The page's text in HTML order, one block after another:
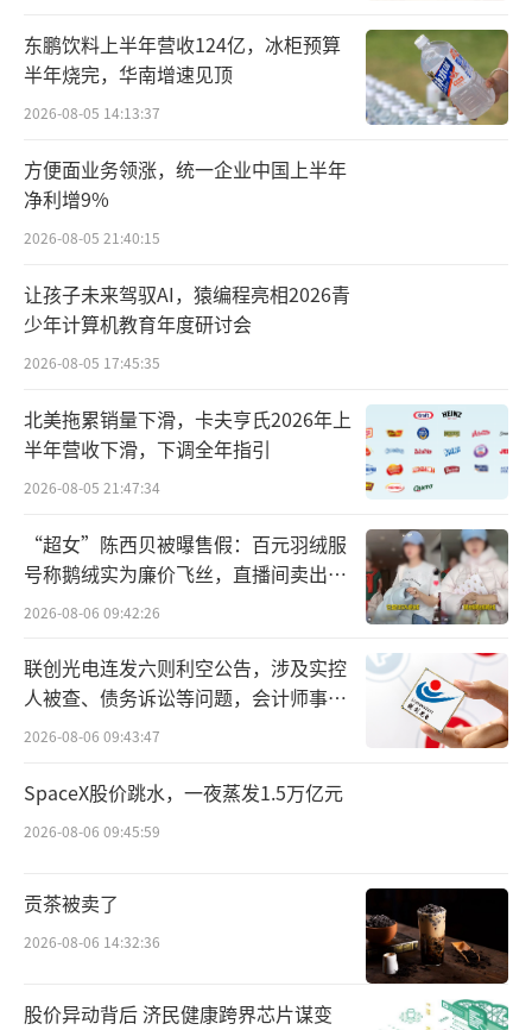
而智能门锁受热捧，不仅因为其提高了家
庭的安全性，也解决了人们日常生活中的小烦
恼。通过人脸识别、静脉识别、指纹、密码或
手机APP开锁，智能门锁让家庭安全更加便捷
可靠。“能不带钥匙绝不带钥匙，能不输密码
绝不输密码，所以要换一个能够精准人脸和指
纹识别的智能门锁。”一位年轻消费者表示。
此外，新一轮以旧换新政府补贴在品类方
基础上，多地根据居民消费习惯和消费市场情
况，以绿色化、智能化为导向，自主扩充家电
补贴品类。江苏、湖北、重庆等20多个省份将
净水器、扫地机器人、洗碗机、空气净化器等
纳入补贴范围，深圳增加消费级无人机，这都
刺激了消费者多元化消费需求。
（责任编辑：zx028
0）
东鹏饮料上半年营收124亿，冰柜预算
半年烧完，华南增速见顶
2026-08-05 14:13:37
方便面业务领涨，统一企业中国上半年
净利增9%
2026-08-05 21:40:15
让孩子未来驾驭AI，猿编程亮相2026青
少年计算机教育年度研讨会
2026-08-05 17:45:35
北美拖累销量下滑，卡夫亨氏2026年上
半年营收下滑，下调全年指引
2026-08-05 21:47:34
“超女”陈西贝被曝售假：百元羽绒服
号称鹅绒实为廉价飞丝，直播间卖出超
百万元
2026-08-06 09:42:26
联创光电连发六则利空公告，涉及实控
人被查、债务诉讼等问题，会计师事务
所曾出具“保留意见”
2026-08-06 09:43:47
SpaceX股价跳水，一夜蒸发1.5万亿元
2026-08-06 09:45:59
贡茶被卖了
2026-08-06 14:32:36
股价异动背后 济民健康跨界芯片谋变